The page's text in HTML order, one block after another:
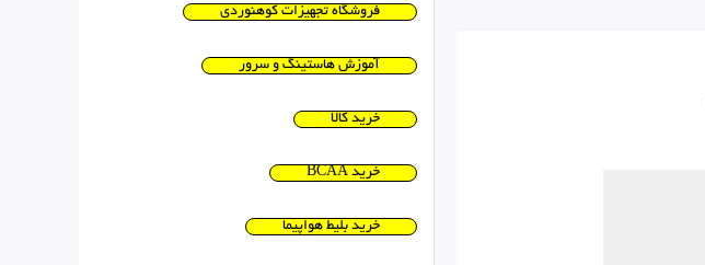
فروشگاه تجهیزات کوهنوردی
آموزش هاستینگ و سرور
خرید کالا
خرید BCAA
خرید بلیط هواپیما